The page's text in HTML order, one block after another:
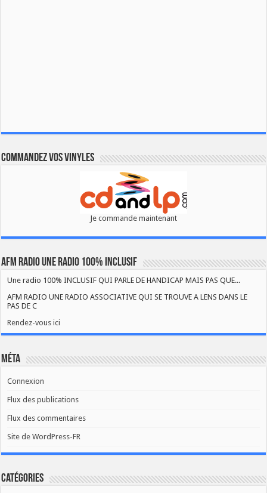
Commandez vos vinyles
Je commande maintenant
AFM RADIO UNE RADIO 100% INCLUSIF
Une radio 100% INCLUSIF QUI PARLE DE HANDICAP MAIS PAS QUE...
AFM RADIO UNE RADIO ASSOCIATIVE QUI SE TROUVE A LENS DANS LE
PAS DE C
Rendez-vous ici
Méta
Connexion
Flux des publications
Flux des commentaires
Site de WordPress-FR
Catégories